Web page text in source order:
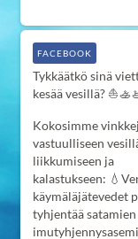
Tykkäätkö sinä
kesää vesillä?
Kokosimme
vastuulliseen
liikkumiseen ja
kalastukseen:
käymäläjätevedet
tyhjentää satamien
FACEBOOK